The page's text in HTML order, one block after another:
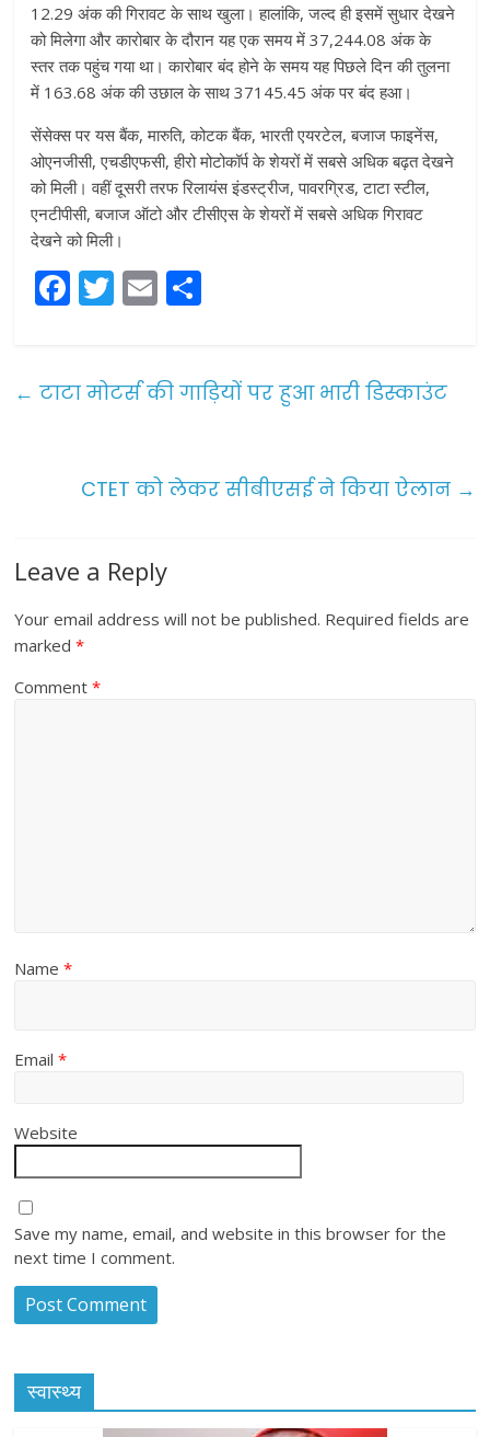
12.29 अंक की गिरावट के साथ खुला। हालांकि, जल्द ही इसमें सुधार देखने
को मिलेगा और कारोबार के दौरान यह एक समय में 37,244.08 अंक के
स्तर तक पहुंच गया था। कारोबार बंद होने के समय यह पिछले दिन की तुलना
में 163.68 अंक की उछाल के साथ 37145.45 अंक पर बंद हआ।
सेंसेक्स पर यस बैंक, मारुति, कोटक बैंक, भारती एयरटेल, बजाज फाइनेंस,
ओएनजीसी, एचडीएफसी, हीरो मोटोकॉर्प के शेयरों में सबसे अधिक बढ़त देखने
को मिली। वहीं दूसरी तरफ रिलायंस इंडस्ट्रीज, पावरग्रिड, टाटा स्टील,
एनटीपीसी, बजाज ऑटो और टीसीएस के शेयरों में सबसे अधिक गिरावट
देखने को मिली।
F
a
e
o
T
w
er
E
m
l e
← टाटा मोटर्स की गाड़ियों पर हुआ भारी डिस्काउंट
CTET को लेकर सीबीएसई ने किया ऐलान →
Leave a Reply
Your email address will not be published. Required fields are
marked*
Comment*
Name*
Email*
Website
Save my name, email, and website in this browser for the
next time I comment.
स्वास्थ्य